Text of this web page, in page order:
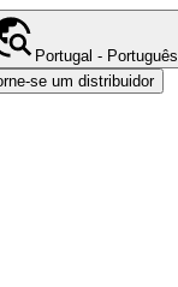
Portugal - Português
se um distribuidor